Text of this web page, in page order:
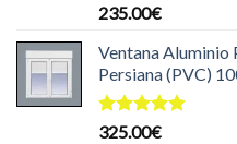
Valorado
de 5
235.00€
Ventana
Persiana (PVC)
Valorado
325.00€